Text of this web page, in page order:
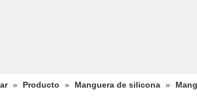
» Producto » Manguera de silicona »